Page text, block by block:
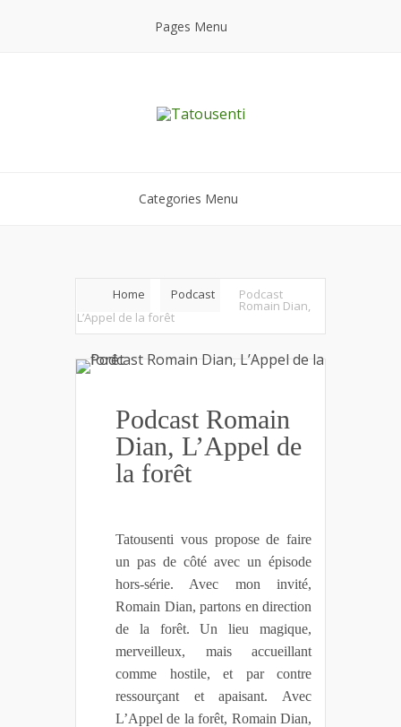
Pages Menu
Categories Menu
Home Podcast Podcast
Romain Dian,
L’Appel de la forêt
Podcast Romain
Dian, L’Appel de
la forêt
Tatousenti vous propose de faire
un pas de côté avec un épisode
hors-série. Avec mon invité,
Romain Dian, partons en direction
de la forêt. Un lieu magique,
merveilleux, mais accueillant
comme hostile, et par contre
ressourçant et apaisant. Avec
L’Appel de la forêt, Romain Dian,